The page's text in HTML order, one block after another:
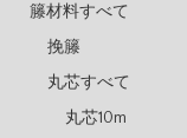
籐材料すべて
挽籐
丸芯すべて
丸芯10m